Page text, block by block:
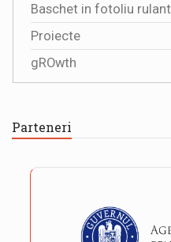
Baschet in fotoliu rulant
Proiecte
gROwth
Parteneri